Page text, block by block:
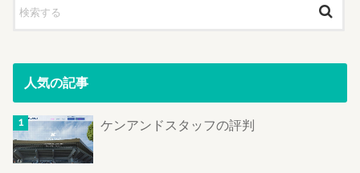
人気の記事
ケンアンドスタッフの評判